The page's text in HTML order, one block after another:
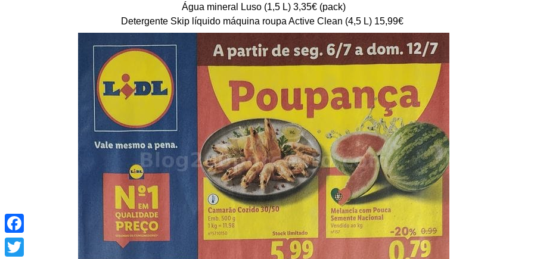
Água mineral Luso (1,5 L) 3,35€ (pack)
Detergente Skip líquido máquina roupa Active Clean (4,5 L) 15,99€